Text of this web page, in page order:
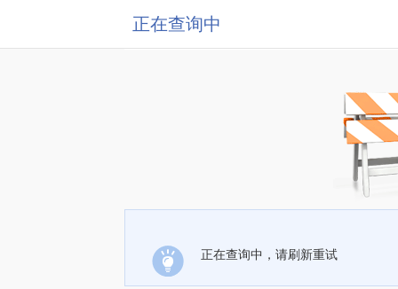
正在查询中
正在查询中，请刷新重试